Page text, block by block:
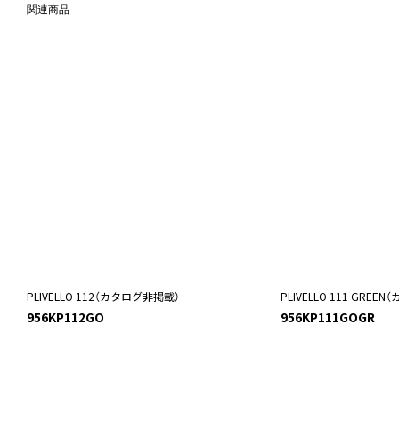
関連商品
PLIVELLO 112（カタログ非掲載）
956KP112GO
PLIVELLO 111 GREEN（
956KP111GOGR